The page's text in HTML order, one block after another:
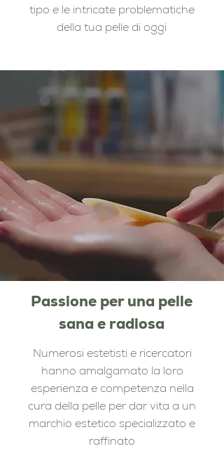
tipo e le intricate problematiche
della tua pelle di oggi
Passione per una pelle
sana e radiosa
Numerosi estetisti e ricercatori
hanno amalgamato la loro
esperienza e competenza nella
cura della pelle per dar vita a un
marchio estetico specializzato e
raffinato